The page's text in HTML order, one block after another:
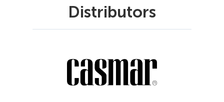
Distributors